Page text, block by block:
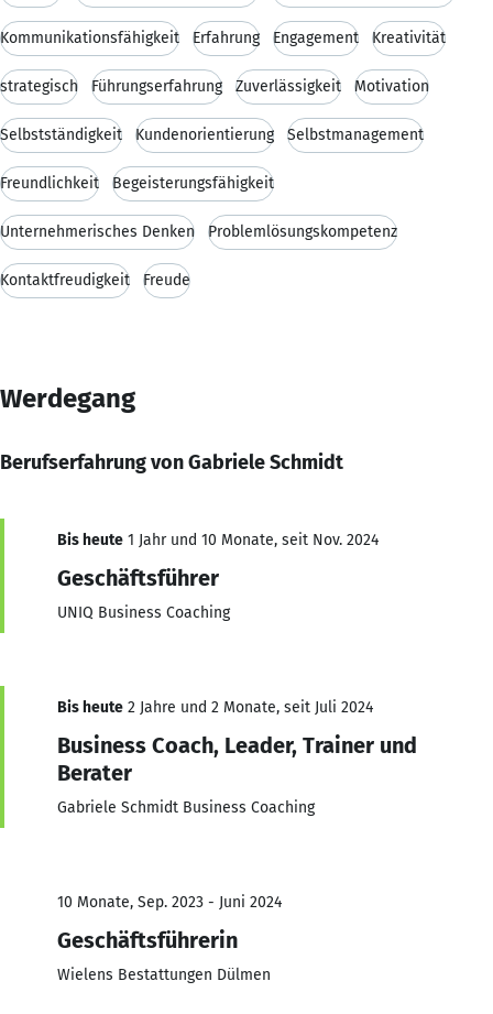
Kommunikationsfähigkeit Erfahrung Engagement Kreativität
strategisch Führungserfahrung Zuverlässigkeit Motivation
Selbstständigkeit Kundenorientierung Selbstmanagement
Freundlichkeit Begeisterungsfähigkeit
Unternehmerisches Denken Problemlösungskompetenz
Kontaktfreudigkeit Freude
Werdegang
Berufserfahrung von Gabriele Schmidt
Bis heute 1 Jahr und 10 Monate, seit Nov. 2024
Geschäftsführer
UNIQ Business Coaching
Bis heute 2 Jahre und 2 Monate, seit Juli 2024
Business Coach, Leader, Trainer und
Berater
Gabriele Schmidt Business Coaching
10 Monate, Sep. 2023 - Juni 2024
Geschäftsführerin
Wielens Bestattungen Dülmen